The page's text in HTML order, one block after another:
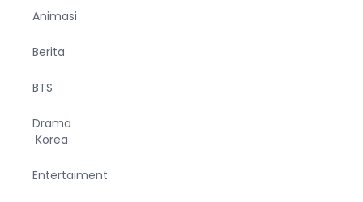
Animasi
Berita
BTS
Drama
Korea
Entertaiment